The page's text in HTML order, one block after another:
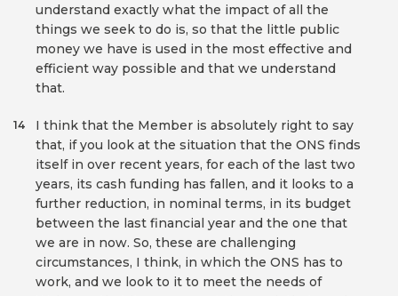
understand exactly what the impact of all the
things we seek to do is, so that the little public
money we have is used in the most effective and
efficient way possible and that we understand
that.
I think that the Member is absolutely right to say
that, if you look at the situation that the ONS finds
itself in over recent years, for each of the last two
years, its cash funding has fallen, and it looks to a
further reduction, in nominal terms, in its budget
between the last financial year and the one that
we are in now. So, these are challenging
circumstances, I think, in which the ONS has to
work, and we look to it to meet the needs of
14